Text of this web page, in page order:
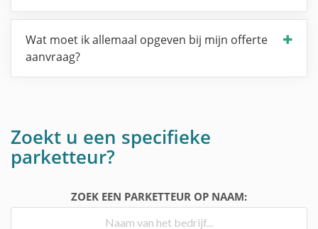
Wat moet ik allemaal opgeven bij mijn offerte
aanvraag?
Zoekt u een specifieke
parketteur?
ZOEK EEN PARKETTEUR OP NAAM: